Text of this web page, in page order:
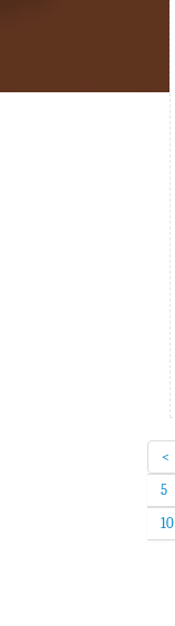
<
5
10